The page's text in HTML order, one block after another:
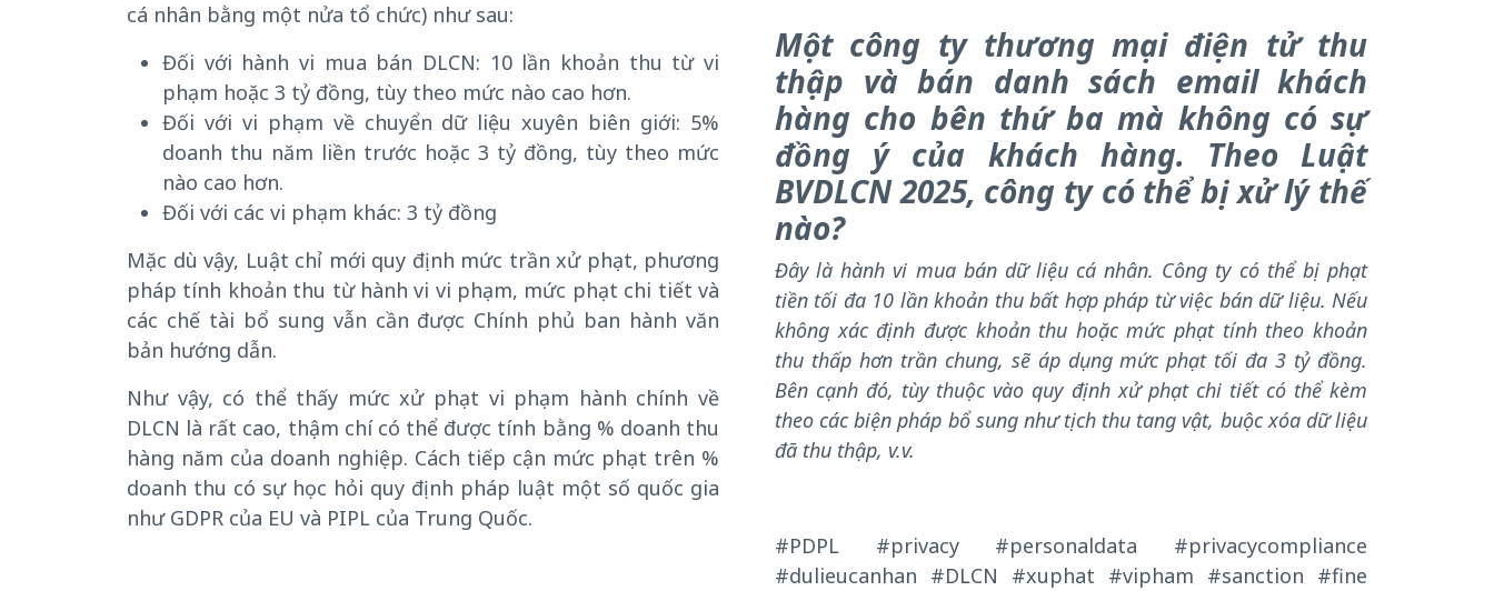
cá nhân bằng một nửa tổ chức) như sau:
Đối với hành vi mua bán DLCN: 10 lần khoản thu từ vi
phạm hoặc 3 tỷ đồng, tùy theo mức nào cao hơn.
Đối với vi phạm về chuyển dữ liệu xuyên biên giới: 5%
doanh thu năm liền trước hoặc 3 tỷ đồng, tùy theo mức
nào cao hơn.
Đối với các vi phạm khác: 3 tỷ đồng
Mặc dù vậy, Luật chỉ mới quy định mức trần xử phạt, phương
pháp tính khoản thu từ hành vi vi phạm, mức phạt chi tiết và
các chế tài bổ sung vẫn cần được Chính phủ ban hành văn
bản hướng dẫn.
Như vậy, có thể thấy mức xử phạt vi phạm hành chính về
DLCN là rất cao, thậm chí có thể được tính bằng % doanh thu
hàng năm của doanh nghiệp. Cách tiếp cận mức phạt trên %
doanh thu có sự học hỏi quy định pháp luật một số quốc gia
như GDPR của EU và PIPL của Trung Quốc.
Một công ty thương mại điện tử thu
thập và bán danh sách email khách
hàng cho bên thứ ba mà không có sự
đồng ý của khách hàng. Theo Luật
BVDLCN 2025, công ty có thể bị xử lý thế
nào?
Đây là hành vi mua bán dữ liệu cá nhân. Công ty có thể bị phạt
tiền tối đa 10 lần khoản thu bất hợp pháp từ việc bán dữ liệu. Nếu
không xác định được khoản thu hoặc mức phạt tính theo khoản
thu thấp hơn trần chung, sẽ áp dụng mức phạt tối đa 3 tỷ đồng.
Bên cạnh đó, tùy thuộc vào quy định xử phạt chi tiết có thể kèm
theo các biện pháp bổ sung như tịch thu tang vật, buộc xóa dữ liệu
đã thu thập, v.v.
#PDPL #privacy #personaldata #privacycompliance
#dulieucanhan #DLCN #xuphat #vipham #sanction #fine